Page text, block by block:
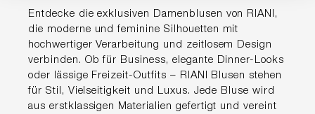
Entdecke die exklusiven Damenblusen von RIANI,
die moderne und feminine Silhouetten mit
hochwertiger Verarbeitung und zeitlosem Design
verbinden. Ob für Business, elegante Dinner-Looks
oder lässige Freizeit-Outfits – RIANI Blusen stehen
für Stil, Vielseitigkeit und Luxus. Jede Bluse wird
aus erstklassigen Materialien gefertigt und vereint